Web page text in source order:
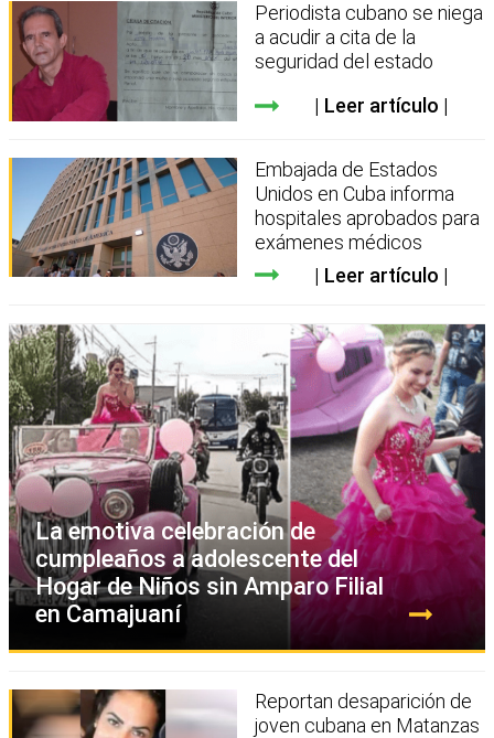
Periodista cubano se niega
a acudir a cita de la
seguridad del estado
Leer artículo
Embajada de Estados
Unidos en Cuba informa
hospitales aprobados para
exámenes médicos
Leer artículo
La emotiva celebración de
cumpleaños a adolescente del
Hogar de Niños sin Amparo Filial
en Camajuaní
Reportan desaparición de
joven cubana en Matanzas